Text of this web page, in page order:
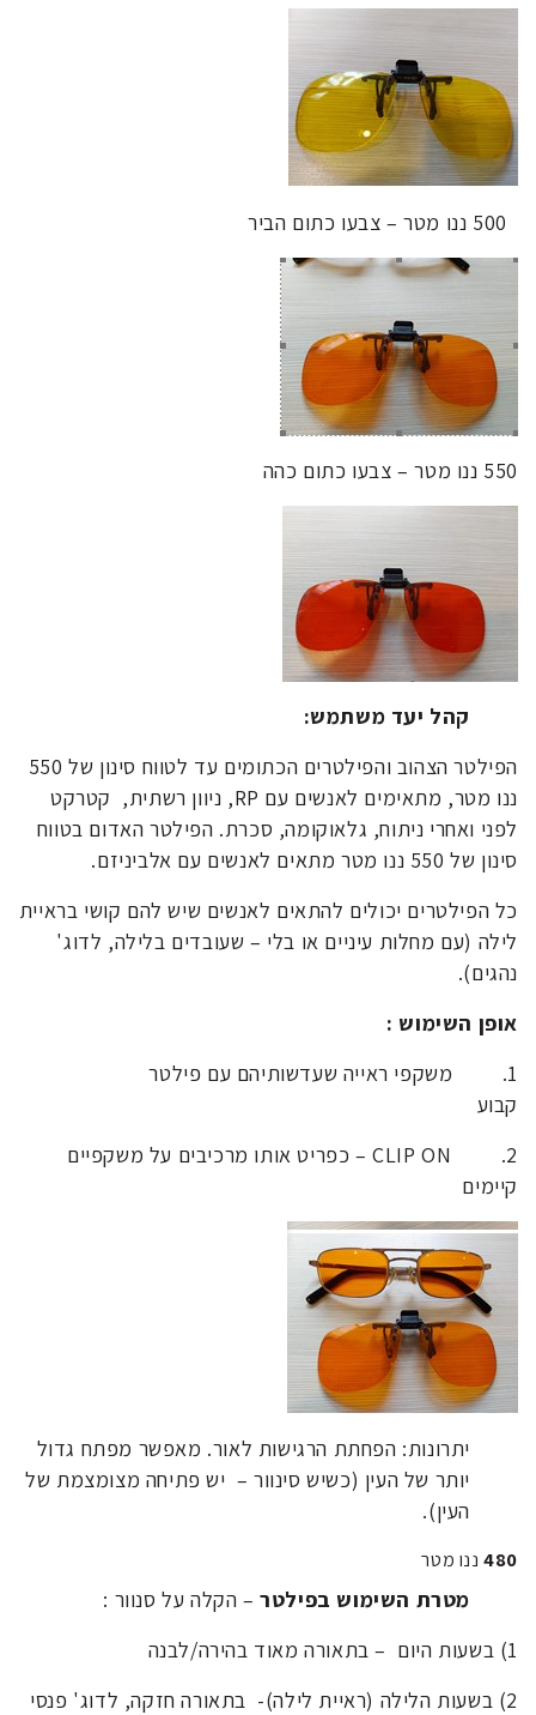
550 ננו מטר – צבעו כתום כהה
קהל יעד משתמש:
הפילטר הצהוב והפילטרים הכתומים עד לטווח סינון של 550
ננו מטר, מתאימים לאנשים עם RP, ניוון רשתית, קטרקט
לפני ואחרי ניתוח, גלאוקומה, סכרת. הפילטר האדום בטווח
סינון של 550 ננו מטר מתאים לאנשים עם אלביניזם.
כל הפילטרים יכולים להתאים לאנשים שיש להם קושי בראיית
לילה (עם מחלות עיניים או בלי – שעובדים בלילה, לדוג'
נהגים).
אופן השימוש :
1. משקפי ראייה שעדשותיהם עם פילטר
קבוע
2. CLIP ON – כפריט אותו מרכיבים על משקפיים
קיימים
יתרונות: הפחתת הרגישות לאור. מאפשר מפתח גדול
יותר של העין (כשיש סינוור – יש פתיחה מצומצמת של
העין).
480ננו מטר
מטרת השימוש בפילטר– הקלה על סנוור :
1) בשעות היום – בתאורה מאוד בהירה/לבנה
2) בשעות הלילה (ראיית לילה)- בתאורה חזקה, לדוג' פנסי